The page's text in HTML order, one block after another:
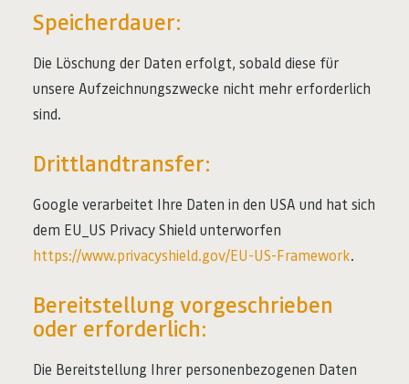
Speicherdauer:
Die Löschung der Daten erfolgt, sobald diese für
unsere Aufzeichnungszwecke nicht mehr erforderlich
sind.
Drittlandtransfer:
Google verarbeitet Ihre Daten in den USA und hat sich
dem EU_US Privacy Shield unterworfen
https://www.privacyshield.gov/EU-US-Framework.
Bereitstellung vorgeschrieben
oder erforderlich:
Die Bereitstellung Ihrer personenbezogenen Daten